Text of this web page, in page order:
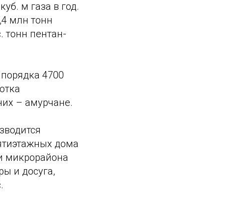
м газа в год.
млн тонн
тонн пентан-
4700
– амурчане.
дома
микрорайона
и досуга,